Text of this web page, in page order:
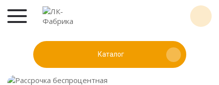
Каталог